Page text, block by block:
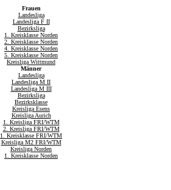
Frauen
Landesliga
Landesliga F II
Bezirksliga
1. Kreisklasse Norden
2. Kreisklasse Norden
4. Kreisklasse Norden
5. Kreisklasse Norden
Kreisliga Wittmund
Männer
Landesliga
Landesliga M II
Landesliga M III
Bezirksliga
Bezirksklasse
Kreisliga Esens
Kreisliga Aurich
1. Kreisliga FRI/WTM
2. Kreisliga FRI/WTM
1. Kreisklasse FRI/WTM
Kreisliga M2 FRI/WTM
Kreisliga Norden
1. Kreisklasse Norden